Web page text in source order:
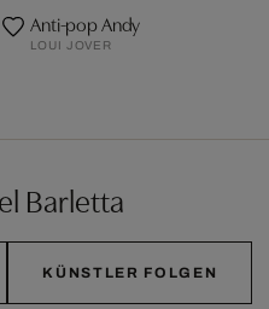
Anti-pop Andy
LOUI JOVER
Barletta
KÜNSTLER FOLGEN